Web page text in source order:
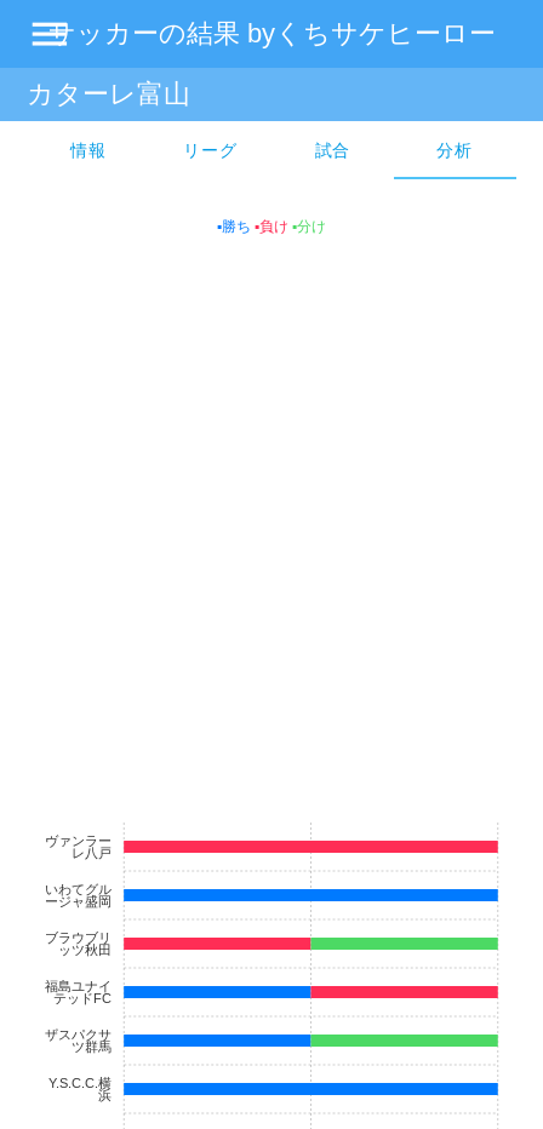
サッカーの結果 byくちサケヒーロー
menu
カターレ富山
情報 リーグ 試合 分析
▪勝ち ▪負け️ ▪分け
Y.S.C.C.横
浜
ザスパクサ
ツ群馬
福島ユナイ
テッドFC
ブラウブリ
ッツ秋田
いわてグル
ージャ盛岡
ヴァンラー
レ八戸